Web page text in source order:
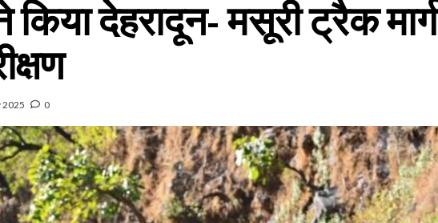
किया देहरादून- मसूरी ट्रैक मार्ग
2025 0